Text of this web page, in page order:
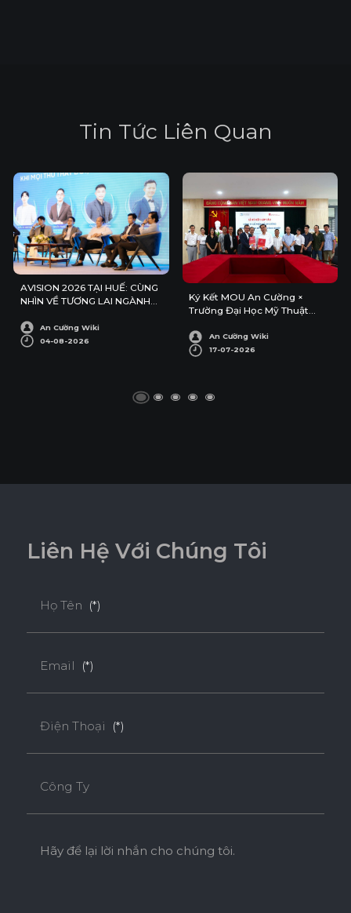
Tin Tức Liên Quan
AVISION 2026 TẠI HUẾ: CÙNG
NHÌN VỀ TƯƠNG LAI NGÀNH
An Cường Wiki
04-08-2026
Ký Kết MOU An Cường ×
Trường Đại Học Mỹ Thuật
An Cường Wiki
17-07-2026
Liên Hệ Với Chúng Tôi
Họ Tên (*)
Email (*)
Điện Thoại (*)
Công Ty
Hãy để lại lời nhắn cho chúng tôi.